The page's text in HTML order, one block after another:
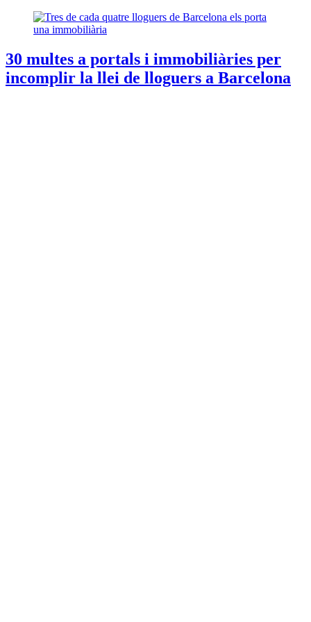
30 multes a portals i immobiliàries per
incomplir la llei de lloguers a Barcelona